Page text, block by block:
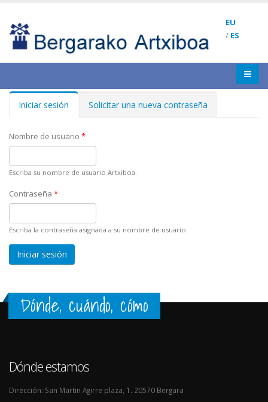
EU
/ ES
Solapas principales
Iniciar sesión (solapaSolicitar una nueva contraseña
Nombre de usuario *
Escriba su nombre de usuario Artxiboa.
Contraseña *
Escriba la contraseña asignada a su nombre de usuario.
Dónde, cuándo, cómo
Dónde estamos
Dirección: San Martin Agirre plaza, 1. 20570 Bergara